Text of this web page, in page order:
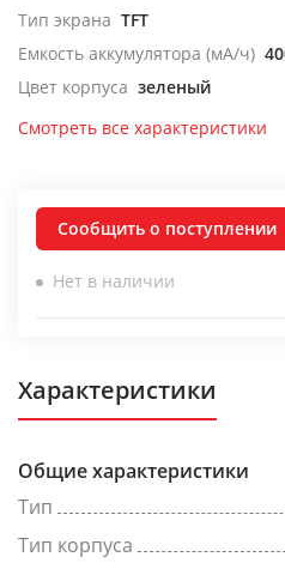
Тип экрана TFT
Емкость аккумулятора (мА/ч)
Цвет корпуса зеленый
Смотреть все характеристики
Сообщить о поступлении
Нет в наличии
Характеристики
Общие характеристики
Тип
Тип корпуса